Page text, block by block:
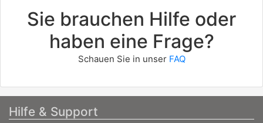
Sie brauchen Hilfe oder
haben eine Frage?
Schauen Sie in unser FAQ
Hilfe & Support